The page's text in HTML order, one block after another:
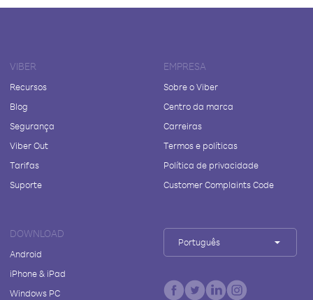
VIBER
Recursos
Blog
Segurança
Viber Out
Tarifas
Suporte
EMPRESA
Sobre o Viber
Centro da marca
Carreiras
Termos e políticas
Política de privacidade
Customer Complaints Code
DOWNLOAD
Android
iPhone & iPad
Windows PC
Português